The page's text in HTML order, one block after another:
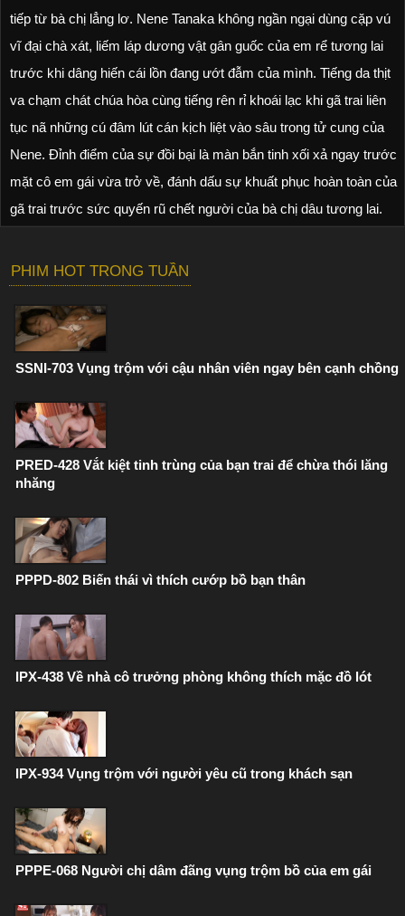
tiếp từ bà chị lẳng lơ. Nene Tanaka không ngần ngại dùng cặp vú
vĩ đại chà xát, liếm láp dương vật gân guốc của em rể tương lai
trước khi dâng hiến cái lồn đang ướt đẫm của mình. Tiếng da thịt
va chạm chát chúa hòa cùng tiếng rên rỉ khoái lạc khi gã trai liên
tục nã những cú đâm lút cán kịch liệt vào sâu trong tử cung của
Nene. Đỉnh điểm của sự đồi bại là màn bắn tinh xối xả ngay trước
mặt cô em gái vừa trở về, đánh dấu sự khuất phục hoàn toàn của
gã trai trước sức quyến rũ chết người của bà chị dâu tương lai.
PHIM HOT TRONG TUẦN
SSNI-703 Vụng trộm với cậu nhân viên ngay bên cạnh chồng
PRED-428 Vắt kiệt tinh trùng của bạn trai để chừa thói lăng
nhăng
PPPD-802 Biến thái vì thích cướp bồ bạn thân
IPX-438 Về nhà cô trưởng phòng không thích mặc đồ lót
IPX-934 Vụng trộm với người yêu cũ trong khách sạn
PPPE-068 Người chị dâm đãng vụng trộm bồ của em gái